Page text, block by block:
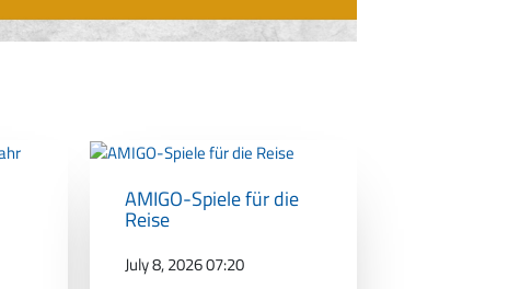
AMIGO-Spiele für die
Reise
July 8, 2026 07:20